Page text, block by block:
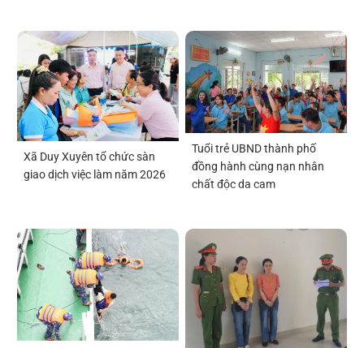
Xã Duy Xuyên tổ chức sàn
giao dịch việc làm năm 2026
Tuổi trẻ UBND thành phố
đồng hành cùng nạn nhân
chất độc da cam